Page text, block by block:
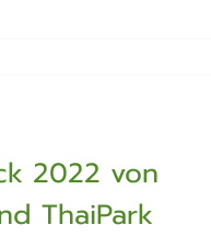
2022 von
ThaiPark